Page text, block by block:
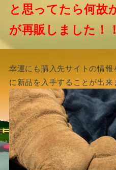
と思ってたら何故
が再販しました！
幸運にも購入先サイトの情
に新品を入手することが出来